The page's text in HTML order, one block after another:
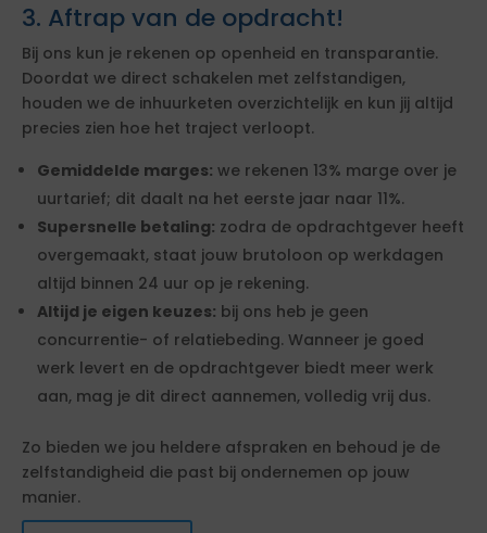
3. Aftrap van de opdracht!
Bij ons kun je rekenen op openheid en transparantie.
Doordat we direct schakelen met zelfstandigen,
houden we de inhuurketen overzichtelijk en kun jij altijd
precies zien hoe het traject verloopt.
Gemiddelde marges: we rekenen 13% marge over je
uurtarief; dit daalt na het eerste jaar naar 11%.
Supersnelle betaling: zodra de opdrachtgever heeft
overgemaakt, staat jouw brutoloon op werkdagen
altijd binnen 24 uur op je rekening.
Altijd je eigen keuzes: bij ons heb je geen
concurrentie- of relatiebeding. Wanneer je goed
werk levert en de opdrachtgever biedt meer werk
aan, mag je dit direct aannemen, volledig vrij dus.
Zo bieden we jou heldere afspraken en behoud je de
zelfstandigheid die past bij ondernemen op jouw
manier.